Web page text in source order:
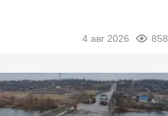
4 авг 2026 858